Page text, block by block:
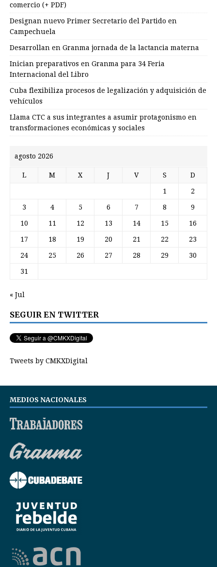
comercio (+ PDF)
Designan nuevo Primer Secretario del Partido en
Campechuela
Desarrollan en Granma jornada de la lactancia materna
Inician preparativos en Granma para 34 Feria
Internacional del Libro
Cuba flexibiliza procesos de legalización y adquisición de
vehículos
Llama CTC a sus integrantes a asumir protagonismo en
transformaciones económicas y sociales
agosto 2026
L M X J V S D
1 2
3 4 5 6 7 8 9
10 11 12 13 14 15 16
17 18 19 20 21 22 23
24 25 26 27 28 29 30
31
« Jul
SEGUIR EN TWITTER
Tweets by CMKXDigital
MEDIOS NACIONALES